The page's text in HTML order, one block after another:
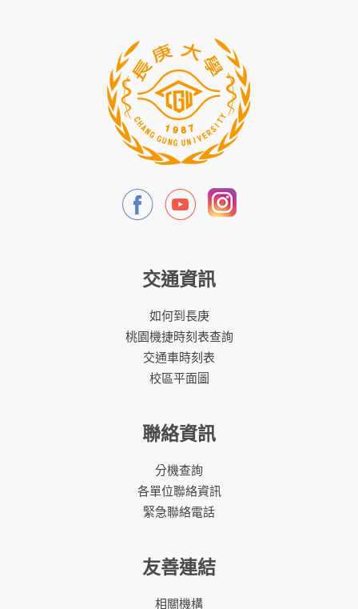
交通資訊
如何到長庚
桃園機捷時刻表查詢
交通車時刻表
校區平面圖
聯絡資訊
分機查詢
各單位聯絡資訊
緊急聯絡電話
友善連結
相關機構